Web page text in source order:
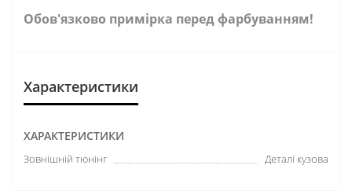
Обов'язково примірка перед фарбуванням!
Характеристики
ХАРАКТЕРИСТИКИ
Зовнішній тюнінг Деталі кузова